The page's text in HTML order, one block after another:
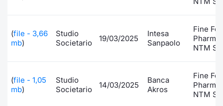
(file - 3,66
mb)
Studio
Societario
19/03/2025
Intesa
Sanpaolo
Fine
NTM
(file - 1,05
mb)
Studio
Societario
14/03/2025
Banca
Akros
Fine
NTM